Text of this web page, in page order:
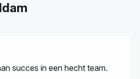
succes in een hecht team.